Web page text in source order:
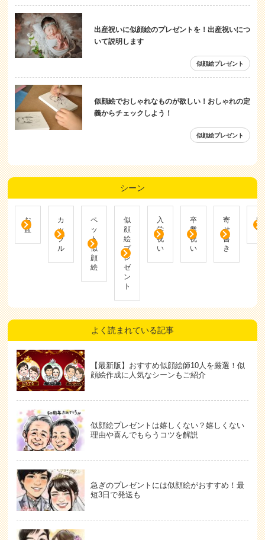
出産祝いに似顔絵のプレゼントを！出産祝いにつ
いて説明します
似顔絵プレゼント
似顔絵でおしゃれなものが欲しい！おしゃれの定
義からチェックしよう！
似顔絵プレゼント
シーン
お
盆
カ
ッ
プ
ル
ペ
ッ
ト
似
顔
絵
似
顔
絵
プ
レ
ゼ
ン
ト
入
学
祝
い
卒
業
祝
い
寄
せ
書
き
帰
省
よく読まれている記事
【最新版】おすすめ似顔絵師10人を厳選！似
顔絵作成に人気なシーンもご紹介
似顔絵プレゼントは嬉しくない？嬉しくない
理由や喜んでもらうコツを解説
急ぎのプレゼントには似顔絵がおすすめ！最
短3日で発送も